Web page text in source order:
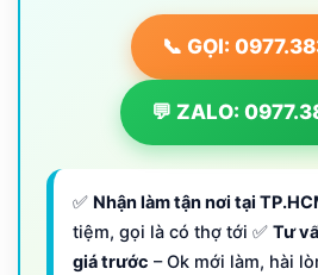
📞 GỌI:
💬 ZALO:
✅ Nhận làm tận nơi tại
tiệm, gọi là có thợ tới ✅ Tư
giá trước – Ok mới làm, hài